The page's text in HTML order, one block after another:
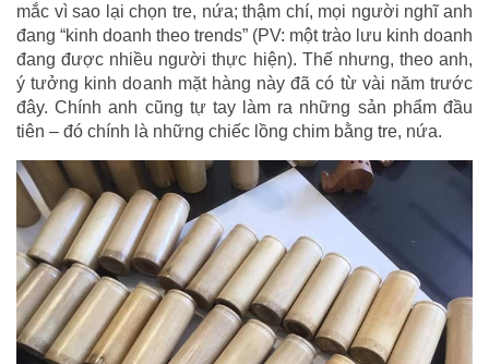
mắc vì sao lại chọn tre, nứa; thậm chí, mọi người nghĩ anh
đang “kinh doanh theo trends” (PV: một trào lưu kinh doanh
đang được nhiều người thực hiện). Thế nhưng, theo anh,
ý tưởng kinh doanh mặt hàng này đã có từ vài năm trước
đây. Chính anh cũng tự tay làm ra những sản phẩm đầu
tiên – đó chính là những chiếc lồng chim bằng tre, nứa.